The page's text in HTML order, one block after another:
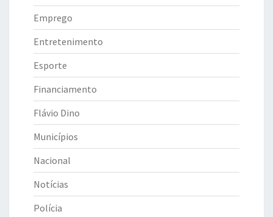
Emprego
Entretenimento
Esporte
Financiamento
Flávio Dino
Municípios
Nacional
Notícias
Polícia